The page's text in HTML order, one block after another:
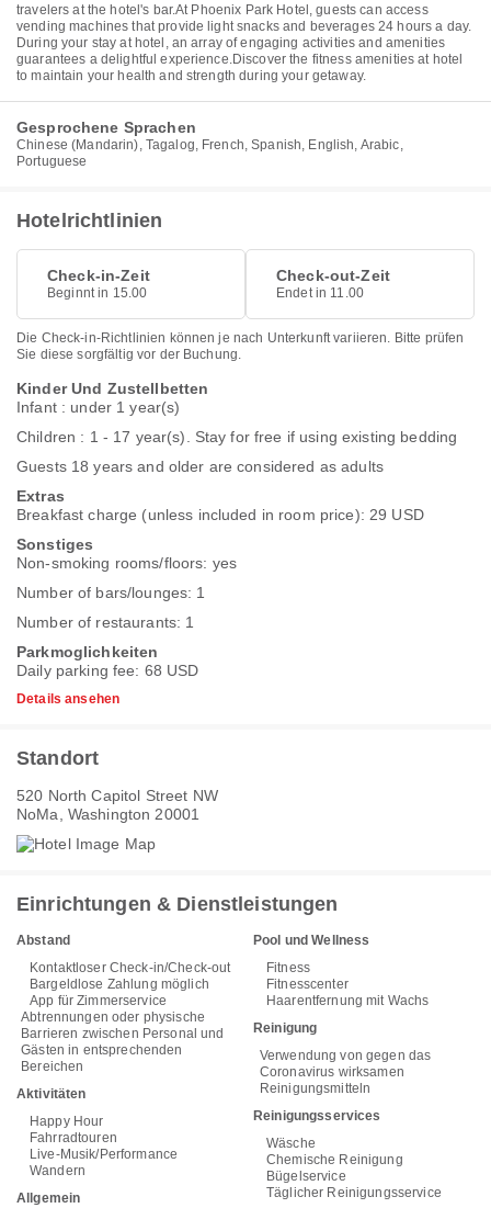
travelers at the hotel's bar.At Phoenix Park Hotel, guests can access
vending machines that provide light snacks and beverages 24 hours a day.
During your stay at hotel, an array of engaging activities and amenities
guarantees a delightful experience.Discover the fitness amenities at hotel
to maintain your health and strength during your getaway.
Gesprochene Sprachen
Chinese (Mandarin), Tagalog, French, Spanish, English, Arabic,
Portuguese
Hotelrichtlinien
Check-in-Zeit
Beginnt in 15.00
Check-out-Zeit
Endet in 11.00
Die Check-in-Richtlinien können je nach Unterkunft variieren. Bitte prüfen
Sie diese sorgfältig vor der Buchung.
Kinder Und Zustellbetten
Infant : under 1 year(s)
Children : 1 - 17 year(s). Stay for free if using existing bedding
Guests 18 years and older are considered as adults
Extras
Breakfast charge (unless included in room price): 29 USD
Sonstiges
Non-smoking rooms/floors: yes
Number of bars/lounges: 1
Number of restaurants: 1
Parkmoglichkeiten
Daily parking fee: 68 USD
Details ansehen
Standort
520 North Capitol Street NW
NoMa, Washington 20001
Einrichtungen & Dienstleistungen
Abstand
Kontaktloser Check-in/Check-out
Bargeldlose Zahlung möglich
App für Zimmerservice
Abtrennungen oder physische
Barrieren zwischen Personal und
Gästen in entsprechenden
Bereichen
Aktivitäten
Happy Hour
Fahrradtouren
Live-Musik/Performance
Wandern
Allgemein
Pool und Wellness
Fitness
Fitnesscenter
Haarentfernung mit Wachs
Reinigung
Verwendung von gegen das
Coronavirus wirksamen
Reinigungsmitteln
Reinigungsservices
Wäsche
Chemische Reinigung
Bügelservice
Täglicher Reinigungsservice